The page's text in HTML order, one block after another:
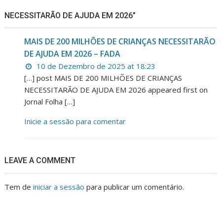
NECESSITARÃO DE AJUDA EM 2026”
MAIS DE 200 MILHÕES DE CRIANÇAS NECESSITARÃO
DE AJUDA EM 2026 – FADA
10 de Dezembro de 2025 at 18:23
[…] post MAIS DE 200 MILHÕES DE CRIANÇAS
NECESSITARÃO DE AJUDA EM 2026 appeared first on
Jornal Folha […]
Inicie a sessão para comentar
LEAVE A COMMENT
Tem deiniciar a sessão para publicar um comentário.